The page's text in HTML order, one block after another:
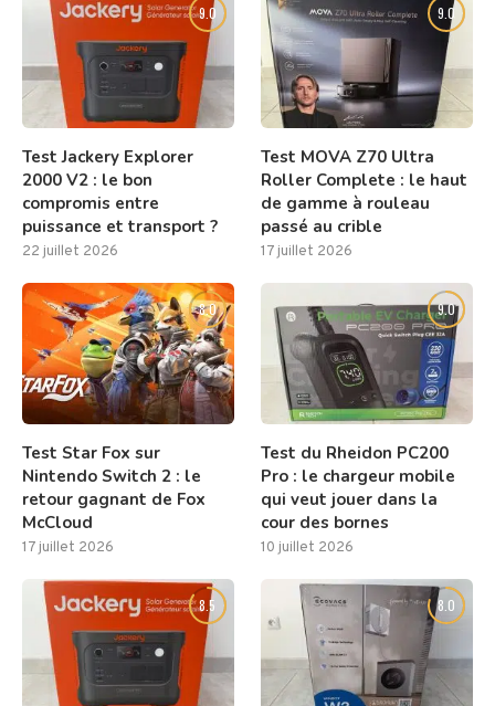
9.0
Test Jackery Explorer
2000 V2 : le bon
compromis entre
puissance et transport ?
22 juillet 2026
9.0
Test MOVA Z70 Ultra
Roller Complete : le haut
de gamme à rouleau
passé au crible
17 juillet 2026
8.0
Test Star Fox sur
Nintendo Switch 2 : le
retour gagnant de Fox
McCloud
17 juillet 2026
9.0
Test du Rheidon PC200
Pro : le chargeur mobile
qui veut jouer dans la
cour des bornes
10 juillet 2026
8.5 8.0